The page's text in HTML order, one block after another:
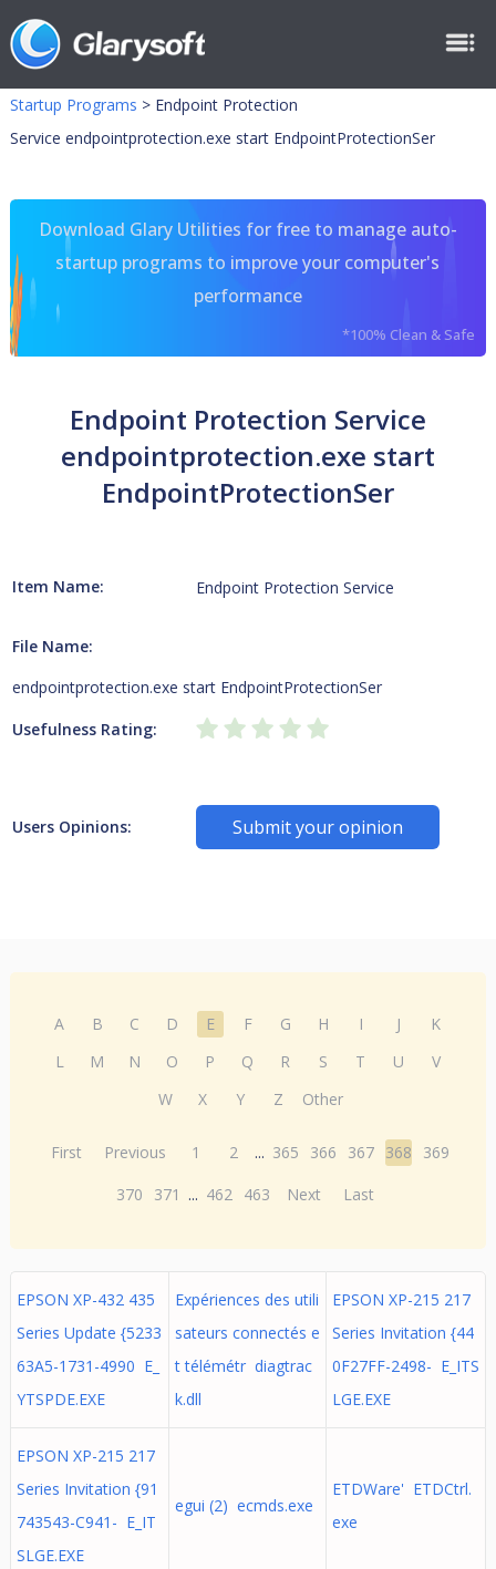
Startup Programs > Endpoint Protection
Service endpointprotection.exe start EndpointProtectionSer
Download Glary Utilities for free to manage auto-
startup programs to improve your computer's
performance
*100% Clean & Safe
Endpoint Protection Service
endpointprotection.exe start
EndpointProtectionSer
Item Name: Endpoint Protection Service
File Name:
endpointprotection.exe start EndpointProtectionSer
Usefulness Rating:
Users Opinions: Submit your opinion
A B C D E F G H I J
K
L
M N O P Q R S T U
V
W
X Y Z Other
First Previous 1 2 ... 365 366 367 368
369
370
371 ... 462 463 Next Last
EPSON XP-432 435
Series Update {5233
63A5-1731-4990 E_
YTSPDE.EXE
Expériences des utili
sateurs connectés e
t télémétr diagtrac
k.dll
EPSON XP-215 217
Series Invitation {44
0F27FF-2498- E_ITS
LGE.EXE
EPSON XP-215 217
Series Invitation {91
743543-C941- E_IT
SLGE.EXE
egui (2) ecmds.exe
ETDWare' ETDCtrl.
exe